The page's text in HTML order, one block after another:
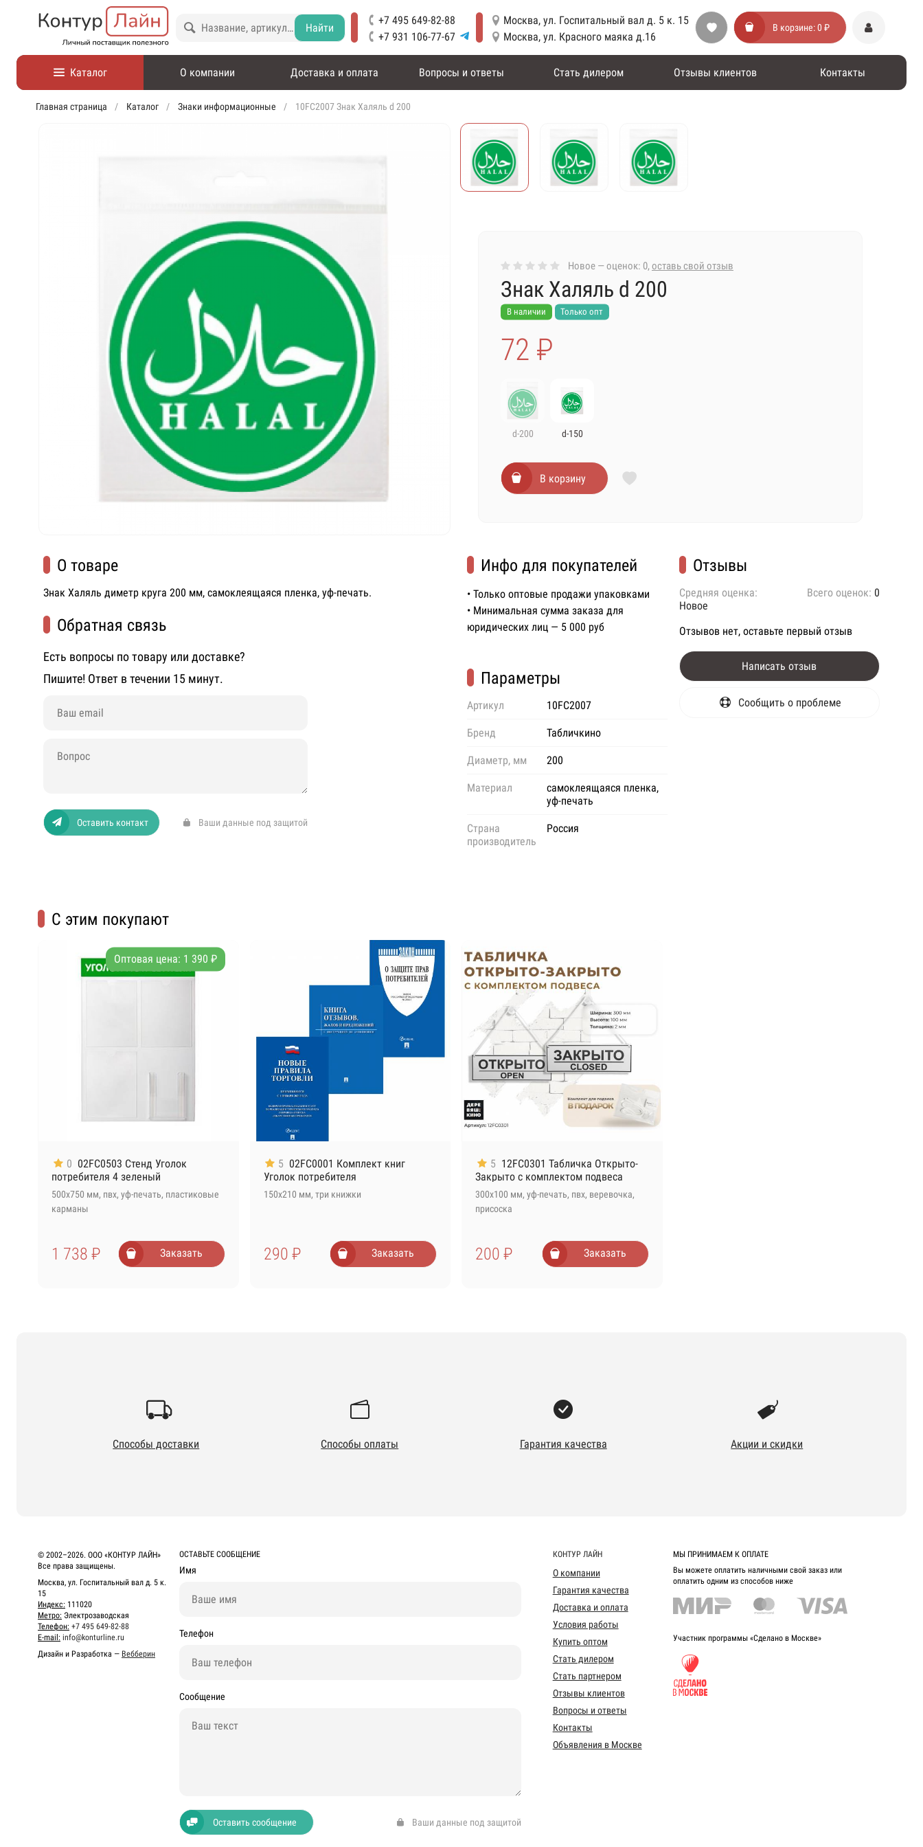
Найти
+7 495 649-82-88
+7 931 106-77-67
Москва, ул. Госпитальный вал д. 5 к. 15
Москва, ул. Красного маяка д.16
В корзине:0 ₽
Каталог О компании Доставка и оплата Вопросы и ответы Стать дилером Отзывы клиентов Контакты
Главная страница Каталог Знаки информационные 10FC2007 Знак Халяль d 200
Новое — оценок: 0, оставь свой отзыв
Знак Халяль d 200
В наличии Только опт
72 ₽
d-200 d-150
В корзину
О товаре
Знак Халяль диметр круга 200 мм, самоклеящаяся пленка, уф-печать.
Обратная связь
Есть вопросы по товару или доставке?
Пишите! Ответ в течении 15 минут.
Оставить контакт Ваши данные под защитой
Инфо для покупателей
• Только оптовые продажи упаковками
• Минимальная сумма заказа для
юридических лиц — 5 000 руб
Параметры
Артикул 10FC2007
Бренд Табличкино
Диаметр, мм 200
Материал
самоклеящаяся пленка,
уф-печать
Страна
производитель
Россия
Отзывы
Средняя оценка:
Новое
Всего оценок: 0
Отзывов нет, оставьте первый отзыв
Написать отзыв
Сообщить о проблеме
С этим покупают
Оптовая цена: 1 390 ₽
0 02FC0503 Стенд Уголок
потребителя 4 зеленый
500х750 мм, пвх, уф-печать, пластиковые
карманы
Алюминиевая рамка с подвесом
+ 2 590 ₽
1 738 ₽ Заказать
5 02FC0001 Комплект книг
Уголок потребителя
150х210 мм, три книжки
290 ₽ Заказать
5 12FC0301 Табличка Открыто-
Закрыто с комплектом подвеса
300х100 мм, уф-печать, пвх, веревочка,
присоска
200 ₽ Заказать
Способы доставки Способы оплаты Гарантия качества Акции и скидки
© 2002–2026. ООО «КОНТУР ЛАЙН»
Все права защищены.
Москва, ул. Госпитальный вал д. 5 к.
15
Индекс: 111020
Метро: Электрозаводская
Телефон: +7 495 649-82-88
E-mail: info@konturline.ru
Дизайн и Разработка — Вебберин
ОСТАВЬТЕ СООБЩЕНИЕ
Имя
Телефон
Сообщение
Оставить сообщение Ваши данные под защитой
КОНТУР ЛАЙН
О компании
Гарантия качества
Доставка и оплата
Условия работы
Купить оптом
Стать дилером
Стать партнером
Отзывы клиентов
Вопросы и ответы
Контакты
Объявления в Москве
МЫ ПРИНИМАЕМ К ОПЛАТЕ
Вы можете оплатить наличными свой заказ или
оплатить одним из способов ниже
Участник программы «Сделано в Москве»